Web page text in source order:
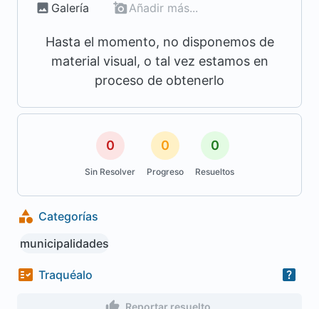
Galería Añadir más...
Hasta el momento, no disponemos de
material visual, o tal vez estamos en
proceso de obtenerlo
0
Sin Resolver
0
Progreso
0
Resueltos
Categorías
municipalidades
Traquéalo
Reportar resuelto